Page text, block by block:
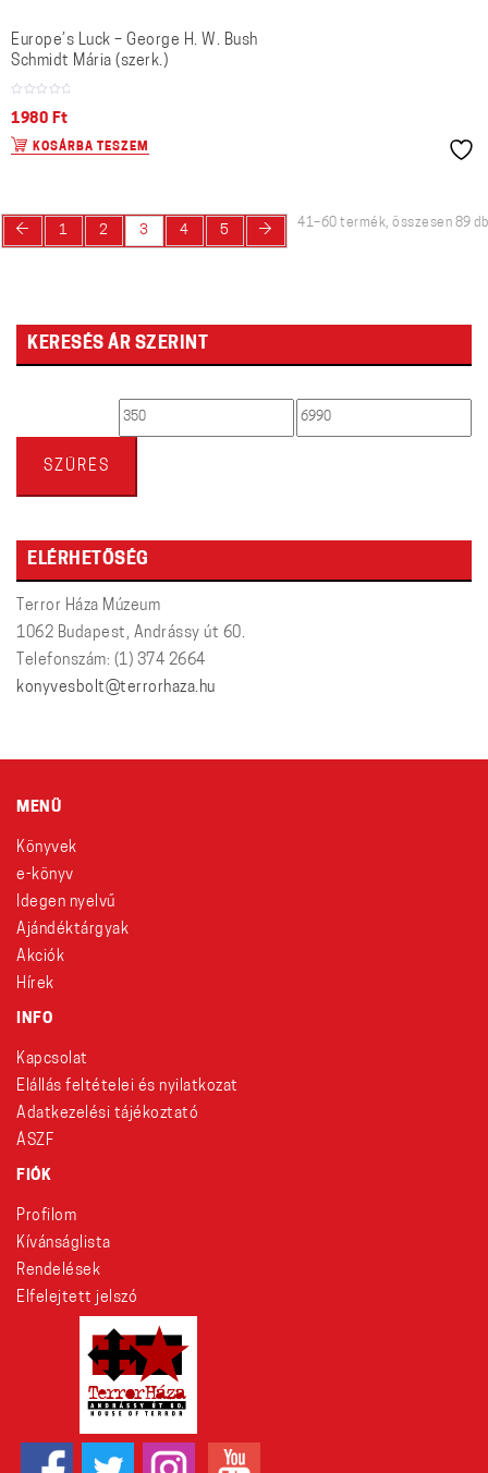
Europe’s Luck – George H. W. Bush
Schmidt Mária (szerk.)
1980 Ft
KOSÁRBA TESZEM
← 1 2 3 4 5 → 41–60 termék, összesen 89 db
KERESÉS ÁR SZERINT
Min Max
SZŰRÉS
ELÉRHETŐSÉG
Terror Háza Múzeum
1062 Budapest, Andrássy út 60.
Telefonszám: (1) 374 2664
konyvesbolt@terrorhaza.hu
MENÜ
Könyvek
e-könyv
Idegen nyelvű
Ajándéktárgyak
Akciók
Hírek
INFO
Kapcsolat
Elállás feltételei és nyilatkozat
Adatkezelési tájékoztató
ÁSZF
FIÓK
Profilom
Kívánságlista
Rendelések
Elfelejtett jelszó